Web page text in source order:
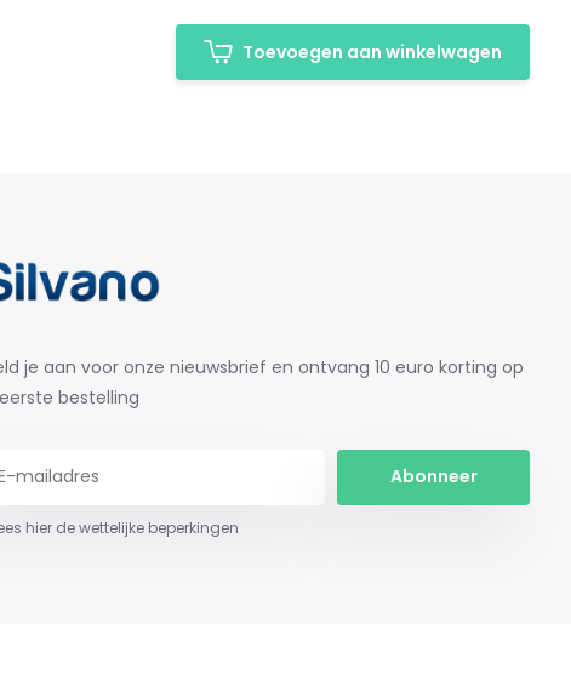
Toevoegen aan winkelwagen
je aan voor onze nieuwsbrief en ontvang 10 euro korting op
bestelling
Abonneer
hier de wettelijke beperkingen